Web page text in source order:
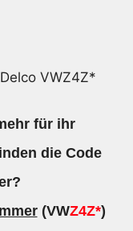
VWZ4Z*
für ihr
die Code
(VWZ4Z*)